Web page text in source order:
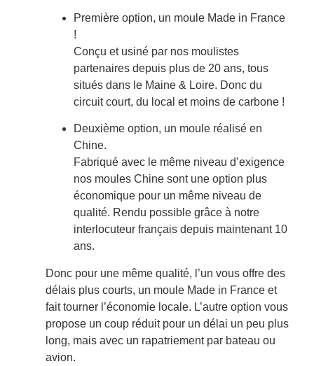
Première option, un moule Made in France
!
Conçu et usiné par nos moulistes
partenaires depuis plus de 20 ans, tous
situés dans le Maine & Loire. Donc du
circuit court, du local et moins de carbone !
Deuxième option, un moule réalisé en
Chine.
Fabriqué avec le même niveau d’exigence
nos moules Chine sont une option plus
économique pour un même niveau de
qualité. Rendu possible grâce à notre
interlocuteur français depuis maintenant 10
ans.
Donc pour une même qualité, l’un vous offre des
délais plus courts, un moule Made in France et
fait tourner l’économie locale. L’autre option vous
propose un coup réduit pour un délai un peu plus
long, mais avec un rapatriement par bateau ou
avion.